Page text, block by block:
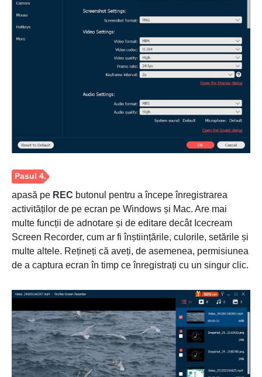
apasă pe REC butonul pentru a începe înregistrarea
activităților de pe ecran pe Windows și Mac. Are mai
multe funcții de adnotare și de editare decât Icecream
Screen Recorder, cum ar fi înștiințările, culorile, setările și
multe altele. Rețineți că aveți, de asemenea, permisiunea
de a captura ecran în timp ce înregistrați cu un singur clic.